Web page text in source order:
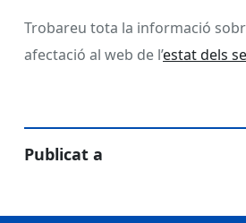
Trobareu tota la informació
afectació al web de l’estat dels
Publicat a